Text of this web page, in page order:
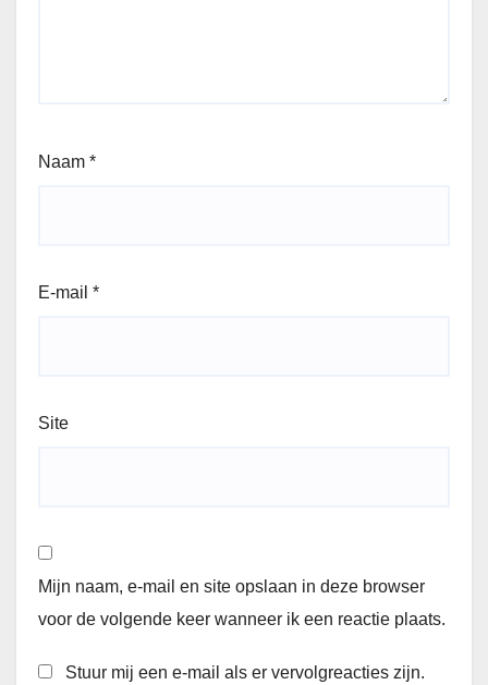
Naam *
E-mail *
Site
Mijn naam, e-mail en site opslaan in deze browser
voor de volgende keer wanneer ik een reactie plaats.
Stuur mij een e-mail als er vervolgreacties zijn.